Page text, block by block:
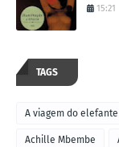
15:21
TAGS
A viagem do elefante
Achille Mbembe